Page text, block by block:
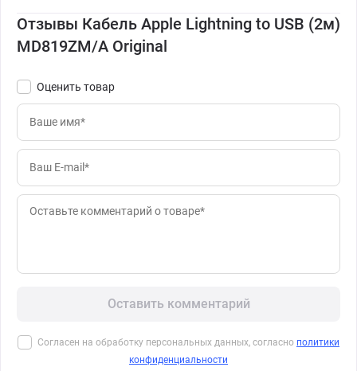
Отзывы Кабель Apple Lightning to USB (2м)
MD819ZM/A Original
Оценить товар
Оставить комментарий
Согласен на обработку персональных данных, согласно политики
конфиденциальности